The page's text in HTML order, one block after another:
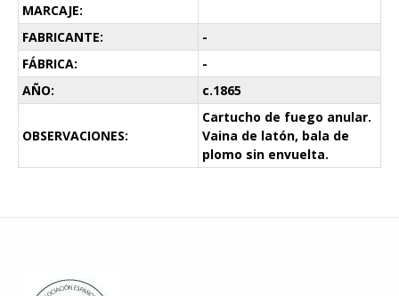
MARCAJE:
FABRICANTE:
-
FÁBRICA:
-
AÑO:
c.1865
OBSERVACIONES:
Cartucho de fuego anular.
Vaina de latón, bala de
plomo sin envuelta.